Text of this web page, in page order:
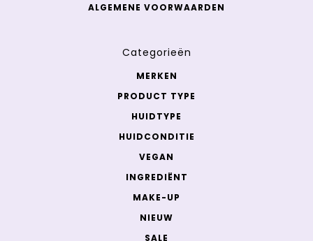
ALGEMENE VOORWAARDEN
Categorieën
MERKEN
PRODUCT TYPE
HUIDTYPE
HUIDCONDITIE
VEGAN
INGREDIËNT
MAKE-UP
NIEUW
SALE